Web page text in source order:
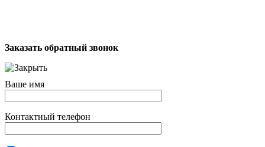
Заказать обратный звонок
Ваше имя
Контактный телефон